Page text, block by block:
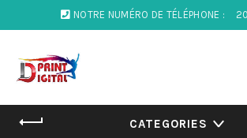
NOTRE NUMÉRO DE TÉLÉPHONE :
CATEGORIES